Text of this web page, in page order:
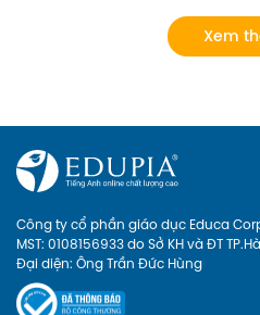
tuy nhiên chỉ dừng lại ở mức làm
quen mà chưa có lộ trình bài bản
rõ ràng. Giờ đây, phụ huynh có
cho con hứng thú với việc học
ngoại ngữ. Hãy xem Edupia sẽ
mang đến cho con những điều
thú vị gì nhé
Xem
Công ty cổ phần giáo dục Educa
MST: 0108156933 do Sở KH và ĐT
Đại diện: Ông Trần Đức Hùng